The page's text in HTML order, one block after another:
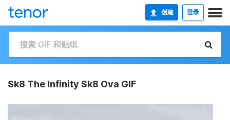
创建 登录
Sk8 The Infinity Sk8 Ova GIF